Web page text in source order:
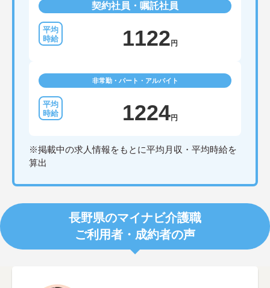
契約社員・嘱託社員
1122 円
非常勤・パート・アルバイト
1224円
※掲載中の求人情報をもとに平均月収・平均時給を
算出
長野県のマイナビ介護職
ご利用者・成約者の声